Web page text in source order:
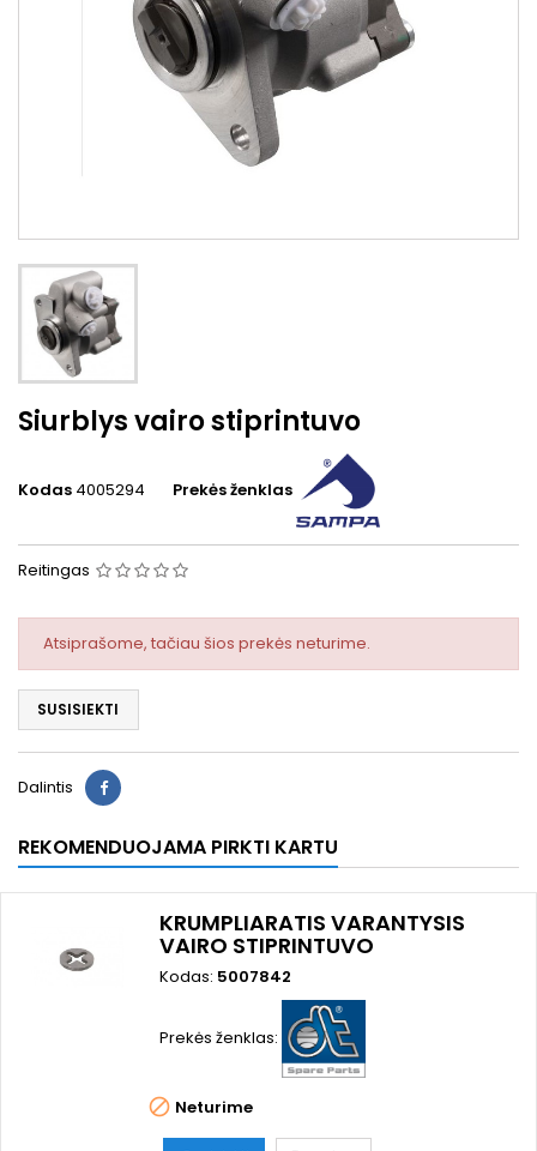
Siurblys vairo stiprintuvo
Kodas 4005294 Prekės ženklas
Reitingas
Atsiprašome, tačiau šios prekės neturime.
SUSISIEKTI
Dalintis
REKOMENDUOJAMA PIRKTI KARTU
KRUMPLIARATIS VARANTYSIS
VAIRO STIPRINTUVO
Kodas: 5007842
Prekės ženklas:
 Neturime